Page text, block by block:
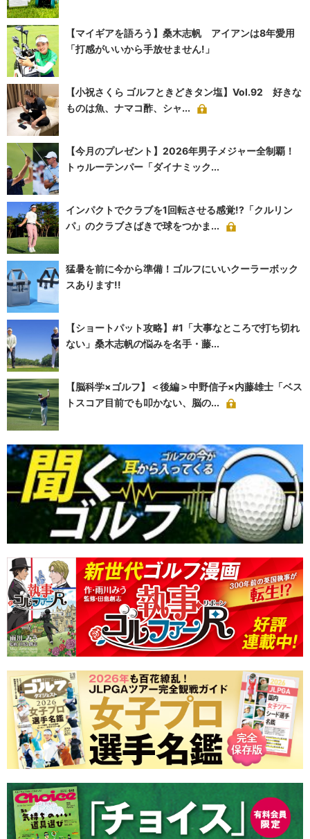
【マイギアを語ろう】桑木志帆 アイアンは8年愛用
「打感がいいから手放せません!」
【小祝さくら ゴルフときどきタン塩】Vol.92 好きな
ものは魚、ナマコ酢、シャ...
【今月のプレゼント】2026年男子メジャー全制覇！
トゥルーテンパー「ダイナミック...
インパクトでクラブを1回転させる感覚!?「クルリン
パ」のクラブさばきで球をつかま...
猛暑を前に今から準備！ゴルフにいいクーラーボック
スあります!!
【ショートパット攻略】#1「大事なところで打ち切れ
ない」桑木志帆の悩みを名手・藤...
【脳科学×ゴルフ】＜後編＞中野信子×内藤雄士「ベス
トスコア目前でも叩かない、脳の...